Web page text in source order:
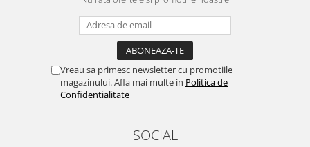
Vreau sa primesc newsletter cu promotiile
magazinului. Afla mai multe in Politica de
Confidentialitate
SOCIAL